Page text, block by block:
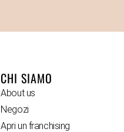
CHI SIAMO
About us
Negozi
Apri un franchising